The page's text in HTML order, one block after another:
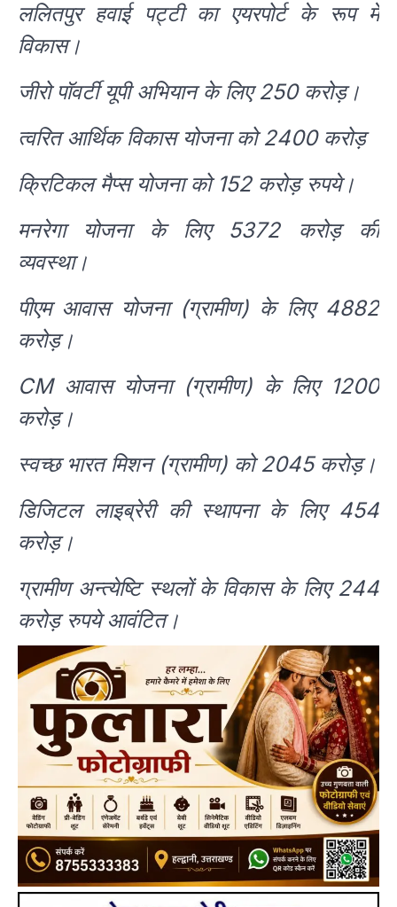
ललितपुर हवाई पट्टी का एयरपोर्ट के रूप में
विकास।
जीरो पॉवर्टी यूपी अभियान के लिए 250 करोड़।
त्वरित आर्थिक विकास योजना को 2400 करोड़
क्रिटिकल मैप्स योजना को 152 करोड़ रुपये।
मनरेगा योजना के लिए 5372 करोड़ की
व्यवस्था।
पीएम आवास योजना (ग्रामीण) के लिए 4882
करोड़।
CM आवास योजना (ग्रामीण) के लिए 1200
करोड़।
स्वच्छ भारत मिशन (ग्रामीण) को 2045 करोड़।
डिजिटल लाइब्रेरी की स्थापना के लिए 454
करोड़।
ग्रामीण अन्त्येष्टि स्थलों के विकास के लिए 244
करोड़ रुपये आवंटित।